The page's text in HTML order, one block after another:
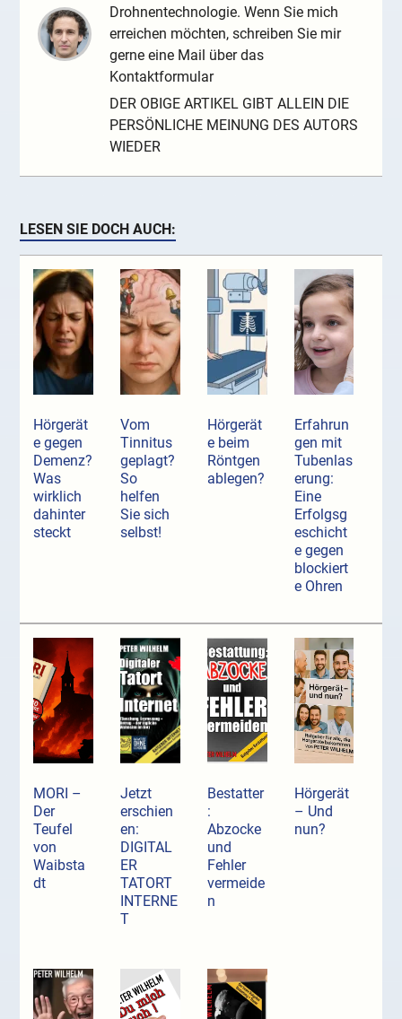
Drohnentechnologie. Wenn Sie mich
erreichen möchten, schreiben Sie mir
gerne eine Mail über das
Kontaktformular
DER OBIGE ARTIKEL GIBT ALLEIN DIE
PERSÖNLICHE MEINUNG DES AUTORS
WIEDER
LESEN SIE DOCH AUCH:
Hörgerät
e gegen
Demenz?
Was
wirklich
dahinter
steckt
Vom
Tinnitus
geplagt?
So
helfen
Sie sich
selbst!
Hörgerät
e beim
Röntgen
ablegen?
Erfahrun
gen mit
Tubenlas
erung:
Eine
Erfolgsg
eschicht
e gegen
blockiert
e Ohren
MORI –
Der
Teufel
von
Waibsta
dt
Jetzt
erschien
en:
DIGITAL
ER
TATORT
INTERNE
T
Bestatter
:
Abzocke
und
Fehler
vermeide
n
Hörgerät
– Und
nun?